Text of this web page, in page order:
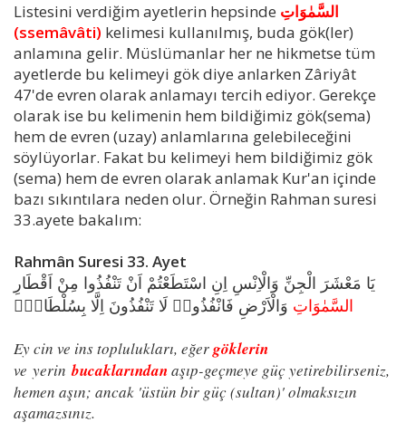
Listesini verdiğim ayetlerin hepsinde السَّمٰوَاتِ
(ssemâvâti) kelimesi kullanılmış, buda gök(ler)
anlamına gelir. Müslümanlar her ne hikmetse tüm
ayetlerde bu kelimeyi gök diye anlarken Zâriyât
47'de evren olarak anlamayı tercih ediyor. Gerekçe
olarak ise bu kelimenin hem bildiğimiz gök(sema)
hem de evren (uzay) anlamlarına gelebileceğini
söylüyorlar. Fakat bu kelimeyi hem bildiğimiz gök
(sema) hem de evren olarak anlamak Kur'an içinde
bazı sıkıntılara neden olur. Örneğin Rahman suresi
33.ayete bakalım:
Rahmân Suresi 33. Ayet
يَا مَعْشَرَ الْجِنِّ وَالْاِنْسِ اِنِ اسْتَطَعْتُمْ اَنْ تَنْفُذُوا مِنْ اَقْطَارِ
السَّمٰوَاتِ وَالْاَرْضِ فَانْفُذُواۜ لَا تَنْفُذُونَ اِلَّا بِسُلْطَانٍۚ
Ey cin ve ins toplulukları, eğergöklerin
ve yerin bucaklarındanaşıp-geçmeye güç yetirebilirseniz,
hemen aşın; ancak 'üstün bir güç (sultan)' olmaksızın
aşamazsınız.